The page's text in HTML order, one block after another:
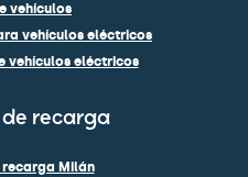
vehículos
vehículos eléctricos
vehículos eléctricos
de recarga
recarga Milán